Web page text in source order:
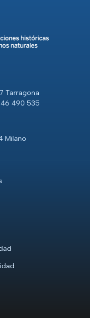
Tarragona
490 535
Milano